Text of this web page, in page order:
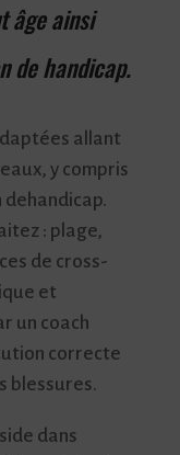
âge ainsi
de handicap.
allant
y compris
: plage,
de cross-
et
un coach
correcte
blessures.
dans